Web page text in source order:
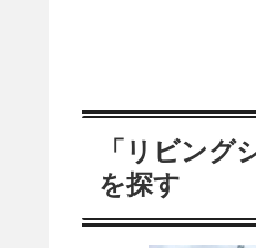
「リビン
を探す